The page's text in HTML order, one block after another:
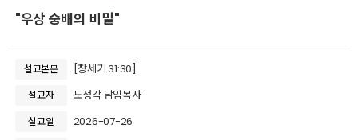
"우상 숭배의 비밀"
설교본문 [창세기 31:30]
설교자 노정각 담임목사
설교일 2026-07-26